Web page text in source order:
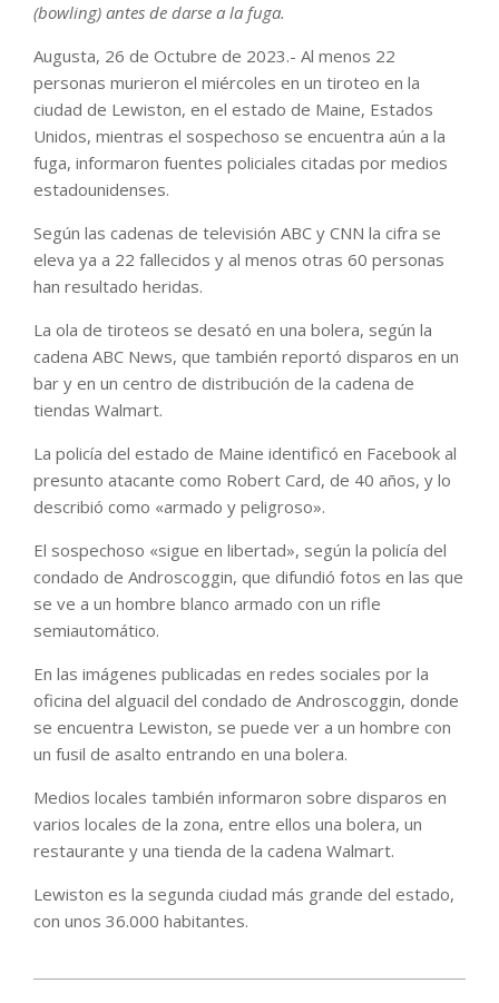
(bowling) antes de darse a la fuga.
Augusta, 26 de Octubre de 2023.- Al menos 22
personas murieron el miércoles en un tiroteo en la
ciudad de Lewiston, en el estado de Maine, Estados
Unidos, mientras el sospechoso se encuentra aún a la
fuga, informaron fuentes policiales citadas por medios
estadounidenses.
Según las cadenas de televisión ABC y CNN la cifra se
eleva ya a 22 fallecidos y al menos otras 60 personas
han resultado heridas.
La ola de tiroteos se desató en una bolera, según la
cadena ABC News, que también reportó disparos en un
bar y en un centro de distribución de la cadena de
tiendas Walmart.
La policía del estado de Maine identificó en Facebook al
presunto atacante como Robert Card, de 40 años, y lo
describió como «armado y peligroso».
El sospechoso «sigue en libertad», según la policía del
condado de Androscoggin, que difundió fotos en las que
se ve a un hombre blanco armado con un rifle
semiautomático.
En las imágenes publicadas en redes sociales por la
oficina del alguacil del condado de Androscoggin, donde
se encuentra Lewiston, se puede ver a un hombre con
un fusil de asalto entrando en una bolera.
Medios locales también informaron sobre disparos en
varios locales de la zona, entre ellos una bolera, un
restaurante y una tienda de la cadena Walmart.
Lewiston es la segunda ciudad más grande del estado,
con unos 36.000 habitantes.